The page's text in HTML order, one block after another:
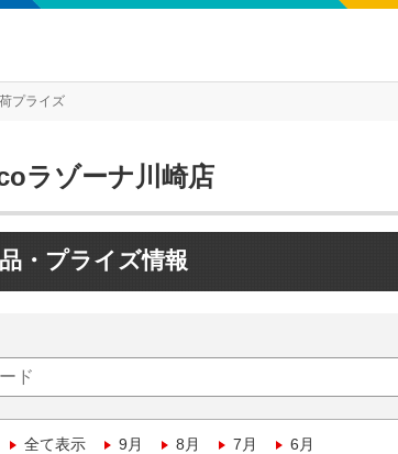
プライズ
ラゾーナ川崎店
・プライズ情報
全て表示 9月 8月 7月 6月